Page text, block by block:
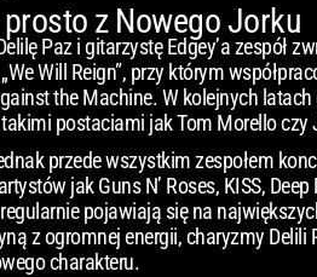
z Nowego Jorku
Paz i gitarzystę Edgey’a zespół
Will Reign”, przy którym
the Machine. W kolejnych
postaciami jak Tom Morello czy
przede wszystkim zespołem
jak Guns N’ Roses, KISS, Deep
pojawiają się na
z ogromnej energii, charyzmy Delili
charakteru.